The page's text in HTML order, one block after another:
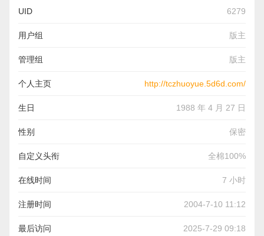
UID 6279
用户组 版主
管理组 版主
个人主页 http://tczhuoyue.5d6d.com/
生日 1988 年 4 月 27 日
性别 保密
自定义头衔 全棉100%
在线时间 7 小时
注册时间 2004-7-10 11:12
最后访问 2025-7-29 09:18